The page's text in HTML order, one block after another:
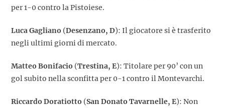
per 1-0 contro la Pistoiese.
Luca Gagliano (Desenzano, D): Il giocatore si è trasferito
negli ultimi giorni di mercato.
Matteo Bonifacio (Trestina, E): Titolare per 90’ con un
gol subito nella sconfitta per 0-1 contro il Montevarchi.
Riccardo Doratiotto (San Donato Tavarnelle, E): Non